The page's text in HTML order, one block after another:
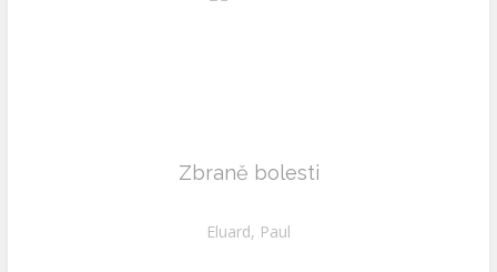
Zbraně bolesti
Eluard, Paul